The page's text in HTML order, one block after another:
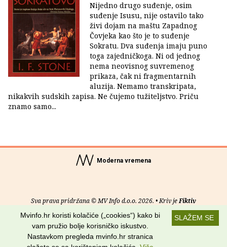
Nijedno drugo suđenje, osim
suđenje Isusu, nije ostavilo tako
živi dojam na maštu Zapadnog
Čovjeka kao što je to suđenje
Sokratu. Dva suđenja imaju puno
toga zajedničkoga. Ni od jednog
nema neovisnog suvremenog
prikaza, čak ni fragmentarnih
aluzija. Nemamo transkripata,
nikakvih sudskih zapisa. Ne čujemo tužiteljstvo. Priču
znamo samo...
Moderna vremena
Sva prava pridržana © MV Info d.o.o. 2026. • Kriv jeFiktiv
Uvjeti korištenja RSS kanali
Potraži nas na:
SLAŽEM SE
Mvinfo.hr koristi kolačiće („cookies“) kako bi
vam pružio bolje korisničko iskustvo.
Nastavkom pregleda mvinfo.hr stranica